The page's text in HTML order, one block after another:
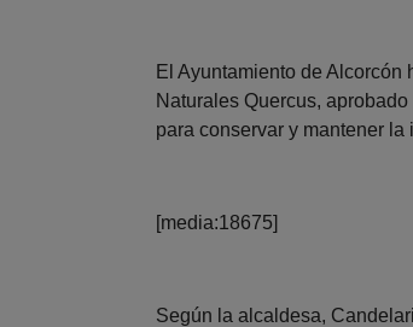
El Ayuntamiento de
Naturales Quercus,
para conservar y mantener
[media:18675]
Según la alcaldesa,